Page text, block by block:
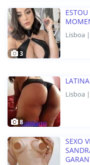
3
Lisboa
8
Lisboa
SEXO